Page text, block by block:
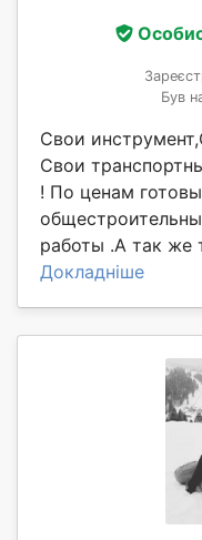
Був
Свои
Свои
! По ценам
работы .А так же
Докладніше